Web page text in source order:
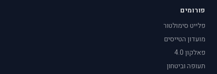
פורומים
פלייט סימולטור
מועדון הטייסים
פאלקון 4.0
תעופה וביטחון